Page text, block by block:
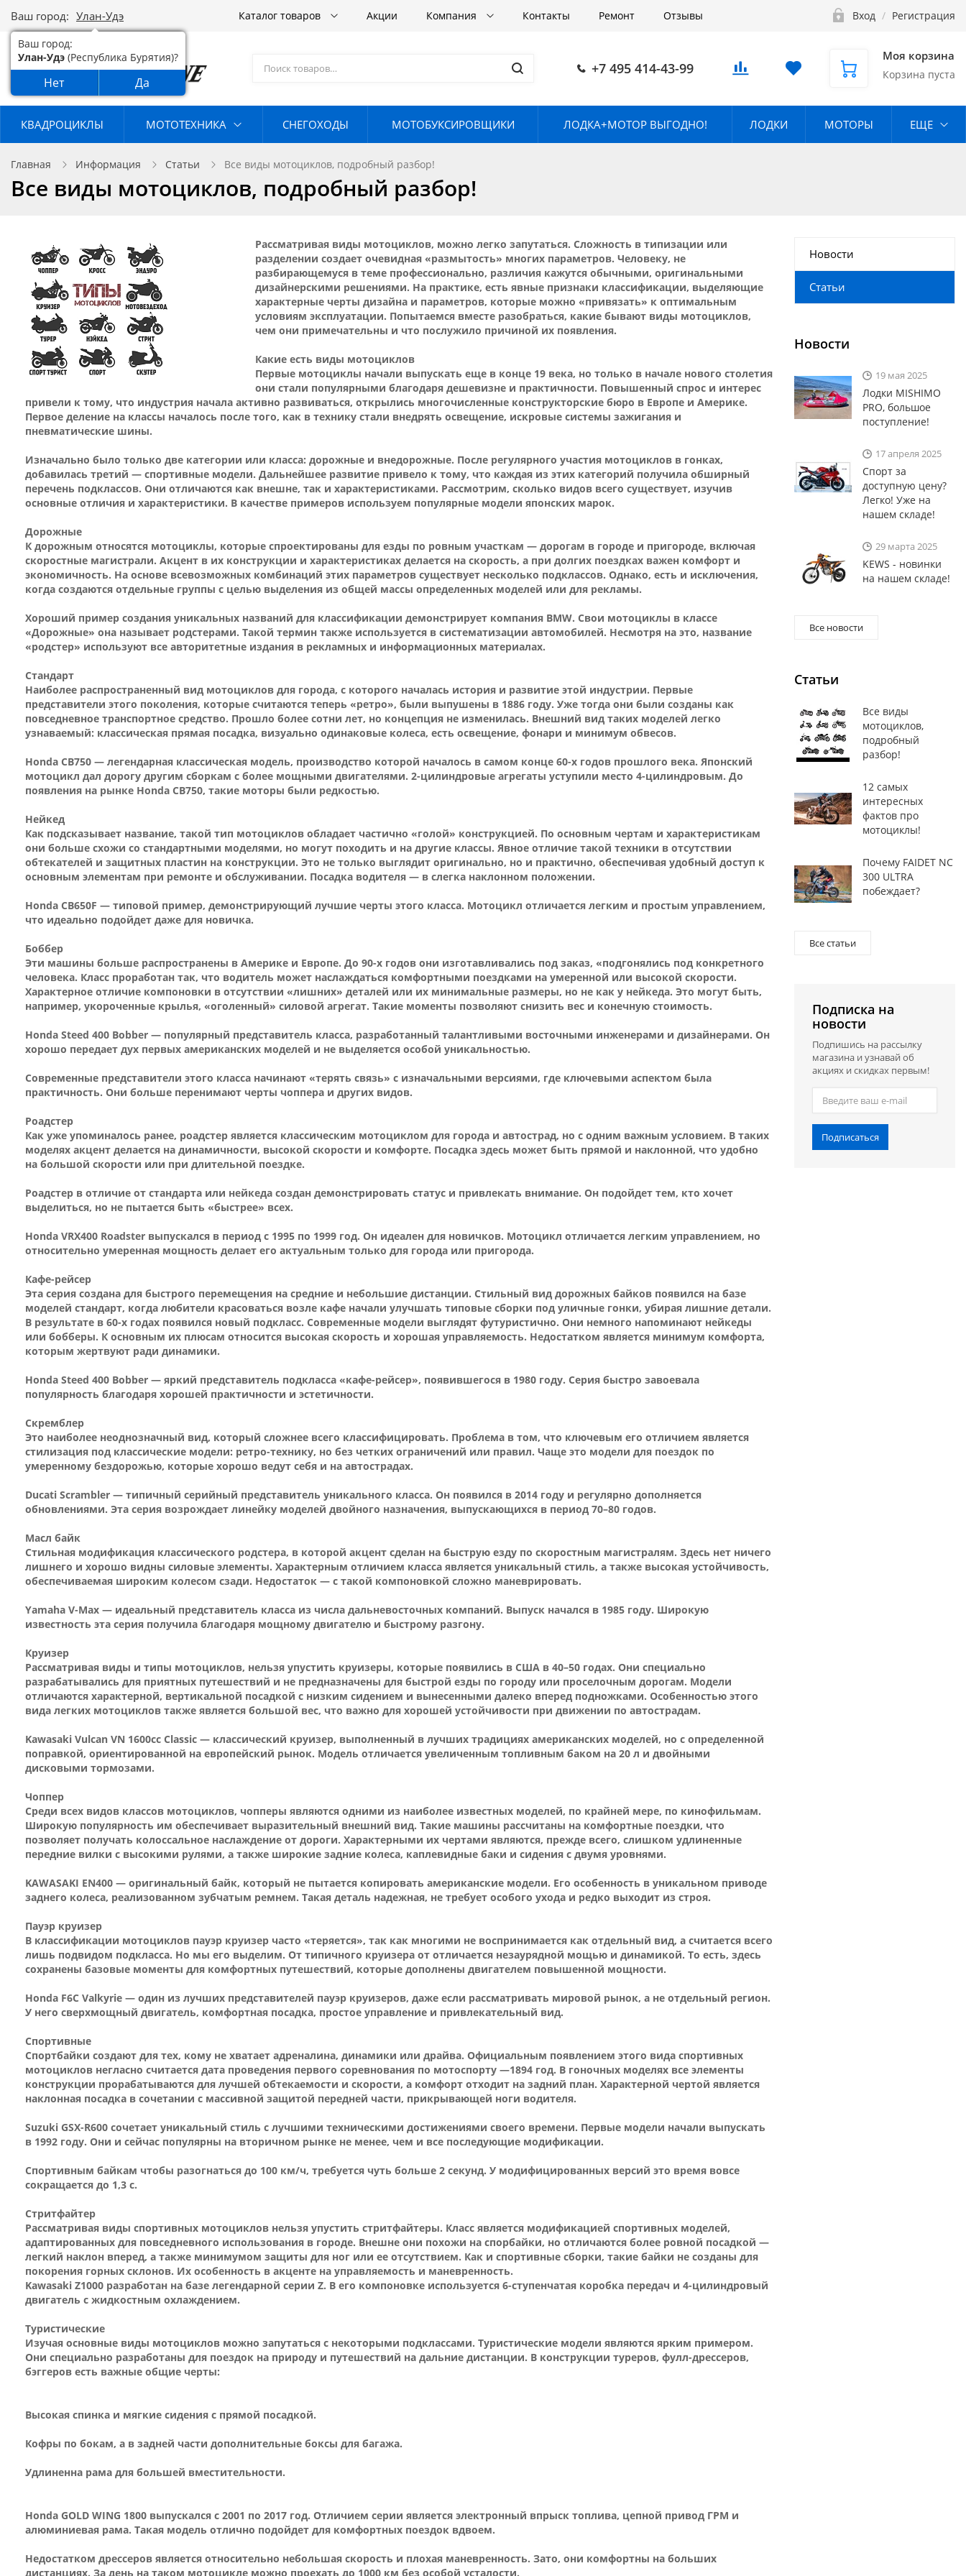
Ваш город: Улан-Удэ
Ваш город:
Улан-Удэ (Республика Бурятия)?
Нет Да
Каталог товаров Акции Компания Контакты Ремонт Отзывы Вход / Регистрация
+7 495 414-43-99
Моя корзина
Корзина пуста
КВАДРОЦИКЛЫ МОТОТЕХНИКА СНЕГОХОДЫ МОТОБУКСИРОВЩИКИ ЛОДКА+МОТОР ВЫГОДНО! ЛОДКИ МОТОРЫ ЕЩЕ
Главная Информация Статьи Все виды мотоциклов, подробный разбор!
Все виды мотоциклов, подробный разбор!
Рассматривая виды мотоциклов, можно легко запутаться. Сложность в типизации или
разделении создает очевидная «размытость» многих параметров. Человеку, не
разбирающемуся в теме профессионально, различия кажутся обычными, оригинальными
дизайнерскими решениями. На практике, есть явные признаки классификации, выделяющие
характерные черты дизайна и параметров, которые можно «привязать» к оптимальным
условиям эксплуатации. Попытаемся вместе разобраться, какие бывают виды мотоциклов,
чем они примечательны и что послужило причиной их появления.
Какие есть виды мотоциклов
Первые мотоциклы начали выпускать еще в конце 19 века, но только в начале нового столетия
они стали популярными благодаря дешевизне и практичности. Повышенный спрос и интерес
привели к тому, что индустрия начала активно развиваться, открылись многочисленные конструкторские бюро в Европе и Америке.
Первое деление на классы началось после того, как в технику стали внедрять освещение, искровые системы зажигания и
пневматические шины.
Изначально было только две категории или класса: дорожные и внедорожные. После регулярного участия мотоциклов в гонках,
добавилась третий — спортивные модели. Дальнейшее развитие привело к тому, что каждая из этих категорий получила обширный
перечень подклассов. Они отличаются как внешне, так и характеристиками. Рассмотрим, сколько видов всего существует, изучив
основные отличия и характеристики. В качестве примеров используем популярные модели японских марок.
Дорожные
К дорожным относятся мотоциклы, которые спроектированы для езды по ровным участкам — дорогам в городе и пригороде, включая
скоростные магистрали. Акцент в их конструкции и характеристиках делается на скорость, а при долгих поездках важен комфорт и
экономичность. На основе всевозможных комбинаций этих параметров существует несколько подклассов. Однако, есть и исключения,
когда создаются отдельные группы с целью выделения из общей массы определенных моделей или для рекламы.
Хороший пример создания уникальных названий для классификации демонстрирует компания BMW. Свои мотоциклы в классе
«Дорожные» она называет родстерами. Такой термин также используется в систематизации автомобилей. Несмотря на это, название
«родстер» используют все авторитетные издания в рекламных и информационных материалах.
Стандарт
Наиболее распространенный вид мотоциклов для города, с которого началась история и развитие этой индустрии. Первые
представители этого поколения, которые считаются теперь «ретро», были выпушены в 1886 году. Уже тогда они были созданы как
повседневное транспортное средство. Прошло более сотни лет, но концепция не изменилась. Внешний вид таких моделей легко
узнаваемый: классическая прямая посадка, визуально одинаковые колеса, есть освещение, фонари и минимум обвесов.
Honda CB750 — легендарная классическая модель, производство которой началось в самом конце 60-х годов прошлого века. Японский
мотоцикл дал дорогу другим сборкам с более мощными двигателями. 2-цилиндровые агрегаты уступили место 4-цилиндровым. До
появления на рынке Honda CB750, такие моторы были редкостью.
Нейкед
Как подсказывает название, такой тип мотоциклов обладает частично «голой» конструкцией. По основным чертам и характеристикам
они больше схожи со стандартными моделями, но могут походить и на другие классы. Явное отличие такой техники в отсутствии
обтекателей и защитных пластин на конструкции. Это не только выглядит оригинально, но и практично, обеспечивая удобный доступ к
основным элементам при ремонте и обслуживании. Посадка водителя — в слегка наклонном положении.
Honda CB650F — типовой пример, демонстрирующий лучшие черты этого класса. Мотоцикл отличается легким и простым управлением,
что идеально подойдет даже для новичка.
Боббер
Эти машины больше распространены в Америке и Европе. До 90-х годов они изготавливались под заказ, «подгонялись под конкретного
человека. Класс проработан так, что водитель может наслаждаться комфортными поездками на умеренной или высокой скорости.
Характерное отличие компоновки в отсутствии «лишних» деталей или их минимальные размеры, но не как у нейкеда. Это могут быть,
например, укороченные крылья, «оголенный» силовой агрегат. Такие моменты позволяют снизить вес и конечную стоимость.
Honda Steed 400 Bobber — популярный представитель класса, разработанный талантливыми восточными инженерами и дизайнерами. Он
хорошо передает дух первых американских моделей и не выделяется особой уникальностью.
Современные представители этого класса начинают «терять связь» с изначальными версиями, где ключевыми аспектом была
практичность. Они больше перенимают черты чоппера и других видов.
Роадстер
Как уже упоминалось ранее, роадстер является классическим мотоциклом для города и автострад, но с одним важным условием. В таких
моделях акцент делается на динамичности, высокой скорости и комфорте. Посадка здесь может быть прямой и наклонной, что удобно
на большой скорости или при длительной поездке.
Роадстер в отличие от стандарта или нейкеда создан демонстрировать статус и привлекать внимание. Он подойдет тем, кто хочет
выделиться, но не пытается быть «быстрее» всех.
Honda VRX400 Roadster выпускался в период с 1995 по 1999 год. Он идеален для новичков. Мотоцикл отличается легким управлением, но
относительно умеренная мощность делает его актуальным только для города или пригорода.
Кафе-рейсер
Эта серия создана для быстрого перемещения на средние и небольшие дистанции. Стильный вид дорожных байков появился на базе
моделей стандарт, когда любители красоваться возле кафе начали улучшать типовые сборки под уличные гонки, убирая лишние детали.
В результате в 60-х годах появился новый подкласс. Современные модели выглядят футуристично. Они немного напоминают нейкеды
или бобберы. К основным их плюсам относится высокая скорость и хорошая управляемость. Недостатком является минимум комфорта,
которым жертвуют ради динамики.
Honda Steed 400 Bobber — яркий представитель подкласса «кафе-рейсер», появившегося в 1980 году. Серия быстро завоевала
популярность благодаря хорошей практичности и эстетичности.
Скремблер
Это наиболее неоднозначный вид, который сложнее всего классифицировать. Проблема в том, что ключевым его отличием является
стилизация под классические модели: ретро-технику, но без четких ограничений или правил. Чаще это модели для поездок по
умеренному бездорожью, которые хорошо ведут себя и на автострадах.
Ducati Scrambler — типичный серийный представитель уникального класса. Он появился в 2014 году и регулярно дополняется
обновлениями. Эта серия возрождает линейку моделей двойного назначения, выпускающихся в период 70–80 годов.
Масл байк
Стильная модификация классического родстера, в которой акцент сделан на быструю езду по скоростным магистралям. Здесь нет ничего
лишнего и хорошо видны силовые элементы. Характерным отличием класса является уникальный стиль, а также высокая устойчивость,
обеспечиваемая широким колесом сзади. Недостаток — с такой компоновкой сложно маневрировать.
Yamaha V-Max — идеальный представитель класса из числа дальневосточных компаний. Выпуск начался в 1985 году. Широкую
известность эта серия получила благодаря мощному двигателю и быстрому разгону.
Круизер
Рассматривая виды и типы мотоциклов, нельзя упустить круизеры, которые появились в США в 40–50 годах. Они специально
разрабатывались для приятных путешествий и не предназначены для быстрой езды по городу или проселочным дорогам. Модели
отличаются характерной, вертикальной посадкой с низким сидением и вынесенными далеко вперед подножками. Особенностью этого
вида легких мотоциклов также является большой вес, что важно для хорошей устойчивости при движении по автострадам.
Kawasaki Vulcan VN 1600сс Classic — классический круизер, выполненный в лучших традициях американских моделей, но с определенной
поправкой, ориентированной на европейский рынок. Модель отличается увеличенным топливным баком на 20 л и двойными
дисковыми тормозами.
Чоппер
Среди всех видов классов мотоциклов, чопперы являются одними из наиболее известных моделей, по крайней мере, по кинофильмам.
Широкую популярность им обеспечивает выразительный внешний вид. Такие машины рассчитаны на комфортные поездки, что
позволяет получать колоссальное наслаждение от дороги. Характерными их чертами являются, прежде всего, слишком удлиненные
передние вилки с высокими рулями, а также широкие задние колеса, каплевидные баки и сидения с двумя уровнями.
KAWASAKI EN400 — оригинальный байк, который не пытается копировать американские модели. Его особенность в уникальном приводе
заднего колеса, реализованном зубчатым ремнем. Такая деталь надежная, не требует особого ухода и редко выходит из строя.
Пауэр круизер
В классификации мотоциклов пауэр круизер часто «теряется», так как многими не воспринимается как отдельный вид, а считается всего
лишь подвидом подкласса. Но мы его выделим. От типичного круизера от отличается незаурядной мощью и динамикой. То есть, здесь
сохранены базовые моменты для комфортных путешествий, которые дополнены двигателем повышенной мощности.
Honda F6C Valkyrie — один из лучших представителей пауэр круизеров, даже если рассматривать мировой рынок, а не отдельный регион.
У него сверхмощный двигатель, комфортная посадка, простое управление и привлекательный вид.
Спортивные
Спортбайки создают для тех, кому не хватает адреналина, динамики или драйва. Официальным появлением этого вида спортивных
мотоциклов негласно считается дата проведения первого соревнования по мотоспорту —1894 год. В гоночных моделях все элементы
конструкции прорабатываются для лучшей обтекаемости и скорости, а комфорт отходит на задний план. Характерной чертой является
наклонная посадка в сочетании с массивной защитой передней части, прикрывающей ноги водителя.
Suzuki GSX-R600 сочетает уникальный стиль с лучшими техническими достижениями своего времени. Первые модели начали выпускать
в 1992 году. Они и сейчас популярны на вторичном рынке не менее, чем и все последующие модификации.
Спортивным байкам чтобы разогнаться до 100 км/ч, требуется чуть больше 2 секунд. У модифицированных версий это время вовсе
сокращается до 1,3 с.
Стритфайтер
Рассматривая виды спортивных мотоциклов нельзя упустить стритфайтеры. Класс является модификацией спортивных моделей,
адаптированных для повседневного использования в городе. Внешне они похожи на спорбайки, но отличаются более ровной посадкой —
легкий наклон вперед, а также минимумом защиты для ног или ее отсутствием. Как и спортивные сборки, такие байки не созданы для
покорения горных склонов. Их особенность в акценте на управляемость и маневренность.
Kawasaki Z1000 разработан на базе легендарной серии Z. В его компоновке используется 6-ступенчатая коробка передач и 4-цилиндровый
двигатель с жидкостным охлаждением.
Туристические
Изучая основные виды мотоциклов можно запутаться с некоторыми подклассами. Туристические модели являются ярким примером.
Они специально разработаны для поездок на природу и путешествий на дальние дистанции. В конструкции туреров, фулл-дрессеров,
бэггеров есть важные общие черты:
Высокая спинка и мягкие сидения с прямой посадкой.
Кофры по бокам, а в задней части дополнительные боксы для багажа.
Удлиненна рама для большей вместительности.
Honda GOLD WING 1800 выпускался с 2001 по 2017 год. Отличием серии является электронный впрыск топлива, цепной привод ГРМ и
алюминиевая рама. Такая модель отлично подойдет для комфортных поездок вдвоем.
Недостатком дрессеров является относительно небольшая скорость и плохая маневренность. Зато, они комфортны на больших
дистанциях. За день на таком мотоцикле можно проехать до 1000 км без особой усталости.
Новости
Статьи
Новости
19 мая 2025
Лодки MISHIMO
PRO, большое
поступление!
17 апреля 2025
Спорт за
доступную цену?
Легко! Уже на
нашем складе!
29 марта 2025
KEWS - новинки
на нашем складе!
Все новости
Статьи
Все виды
мотоциклов,
подробный
разбор!
12 самых
интересных
фактов про
мотоциклы!
Почему FAIDET NC
300 ULTRA
побеждает?
Все статьи
Подписка на
новости
Подпишись на рассылку
магазина и узнавай об
акциях и скидках первым!
Подписаться